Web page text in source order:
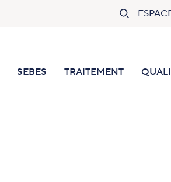
Rechercher
SEBES TRAITEMENT